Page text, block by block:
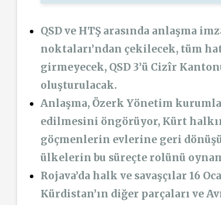
QSD ve HTŞ arasında anlaşma
noktaları’ndan çekilecek, tüm
girmeyecek, QSD 3’ü Cizîr
oluşturulacak.
Anlaşma, Özerk Yönetim
edilmesini öngörüyor, Kürt
göçmenlerin evlerine geri
ülkelerin bu süreçte rolünü
Rojava’da halk ve savaşçılar 16
Kürdistan’ın diğer parçaları ve